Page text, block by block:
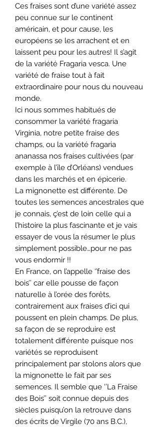
Ces fraises sont d’une variété assez
peu connue sur le continent
américain, et pour cause, les
européens se les arrachent et en
laissent peu pour les autres! Il s’agit
de la variété Fragaria vesca. Une
variété de fraise tout à fait
extraordinaire pour nous du nouveau
monde.
Ici nous sommes habitués de
consommer la variété fragaria
Virginia, notre petite fraise des
champs, ou la variété fragaria
ananassa nos fraises cultivées (par
exemple à l’île d’Orléans) vendues
dans les marchés et en épicerie.
La mignonette est différente. De
toutes les semences ancestrales que
je connais, ç’est de loin celle qui a
l’histoire la plus fascinante et je vais
essayer de vous la résumer le plus
simplement possible…pour ne pas
vous endormir !!
En France, on l’appelle ‘’fraise des
bois’’ car elle pousse de façon
naturelle à l’orée des forêts,
contrairement aux fraises d’ici qui
poussent en plein champs. De plus,
sa façon de se reproduire est
totalement différente puisque nos
variétés se reproduisent
principalement par stolons alors que
la mignonette le fait par ses
semences. Il semble que ‘’La Fraise
des Bois’’ soit connue depuis des
siècles puisqu’on la retrouve dans
des écrits de Virgile (70 ans B.C.),